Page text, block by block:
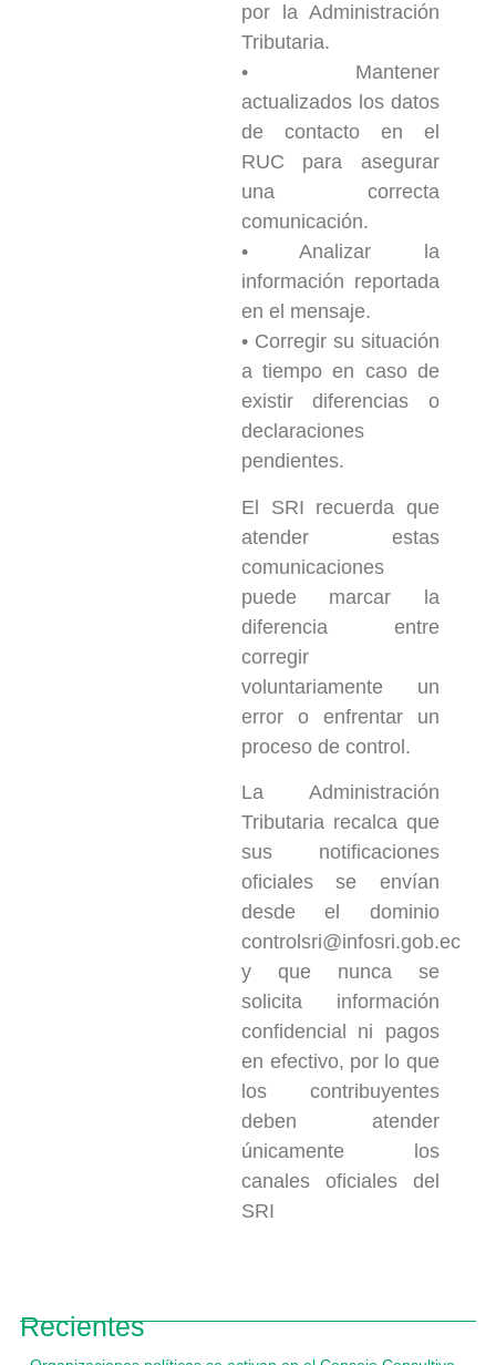
por la Administración
Tributaria.
• Mantener
actualizados los datos
de contacto en el
RUC para asegurar
una correcta
comunicación.
• Analizar la
información reportada
en el mensaje.
• Corregir su situación
a tiempo en caso de
existir diferencias o
declaraciones
pendientes.
El SRI recuerda que
atender estas
comunicaciones
puede marcar la
diferencia entre
corregir
voluntariamente un
error o enfrentar un
proceso de control.
La Administración
Tributaria recalca que
sus notificaciones
oficiales se envían
desde el dominio
controlsri@infosri.gob.ec
y que nunca se
solicita información
confidencial ni pagos
en efectivo, por lo que
los contribuyentes
deben atender
únicamente los
canales oficiales del
SRI
Recientes